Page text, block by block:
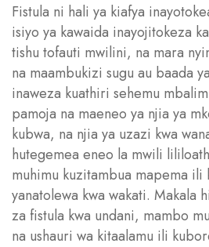
Fistula ni hali ya kiafya
isiyo ya kawaida inayojitokeza
tishu tofauti mwilini, na mara
na maambukizi sugu au baada
inaweza kuathiri sehemu
pamoja na maeneo ya njia ya
kubwa, na njia ya uzazi kwa
hutegemea eneo la mwili
muhimu kuzitambua mapema ili
yanatolewa kwa wakati. Makala
za fistula kwa undani, mambo
na ushauri wa kitaalamu ili